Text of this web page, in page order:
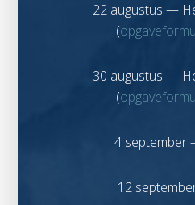
22 augustus —
(
30 augustus —
(
4 september
12